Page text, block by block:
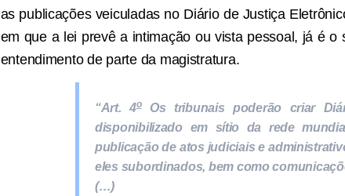
as publicações veiculadas no Diário de Justiça
em que a lei prevê a intimação ou vista pessoal, já é o
entendimento de parte da magistratura.
“Art. 4oOs tribunais poderão criar
disponibilizado em sítio da rede
publicação de atos judiciais e
eles subordinados, bem como
(…)